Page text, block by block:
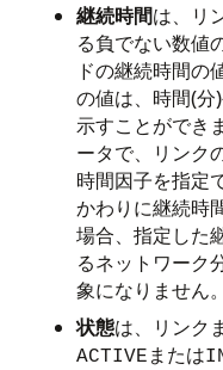
継続時間は、リ
る負でない数値
ドの継続時間の
の値は、時間(分
示すことができ
ータで、リンク
時間因子を指定
かわりに継続時
場合、指定した
るネットワーク
象になりません。
状態は、リンク
ACTIVE または